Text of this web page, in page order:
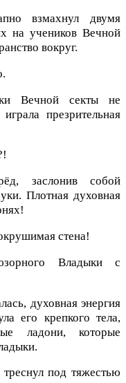
взмахнул двумя
на учеников Вечной
вокруг.
Вечной секты не
презрительная
заслонив собой
Плотная духовная
стена!
Владыки с
духовная энергия
его крепкого тела,
ладони, которые
под тяжестью